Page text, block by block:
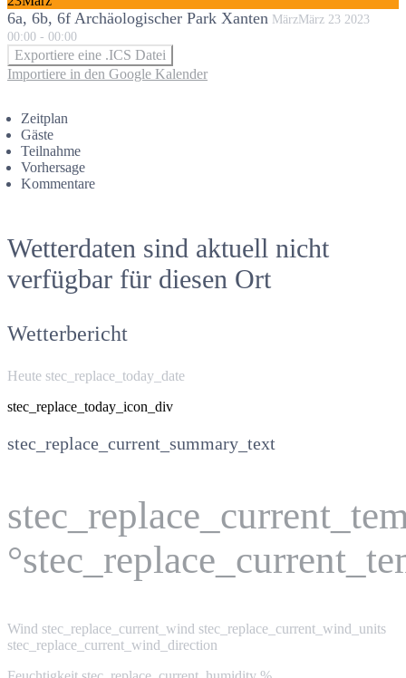
6a, 6b, 6f Archäologischer Park Xanten MärzMärz 23 2023
00:00 - 00:00
Exportiere eine .ICS Datei
Importiere in den Google Kalender
Zeitplan
Gäste
Teilnahme
Vorhersage
Kommentare
Wetterdaten sind aktuell nicht
verfügbar für diesen Ort
Wetterbericht
Heute stec_replace_today_date
stec_replace_today_icon_div
stec_replace_current_summary_text
Wind stec_replace_current_wind stec_replace_current_wind_units
stec_replace_current_wind_direction